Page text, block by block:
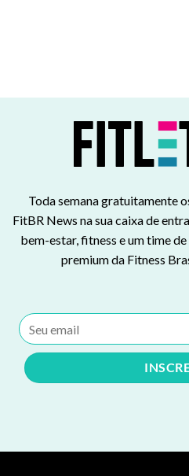
Toda semana gratuitamente
FitBR News na sua caixa de
bem-estar, fitness e um time
premium da Fitness